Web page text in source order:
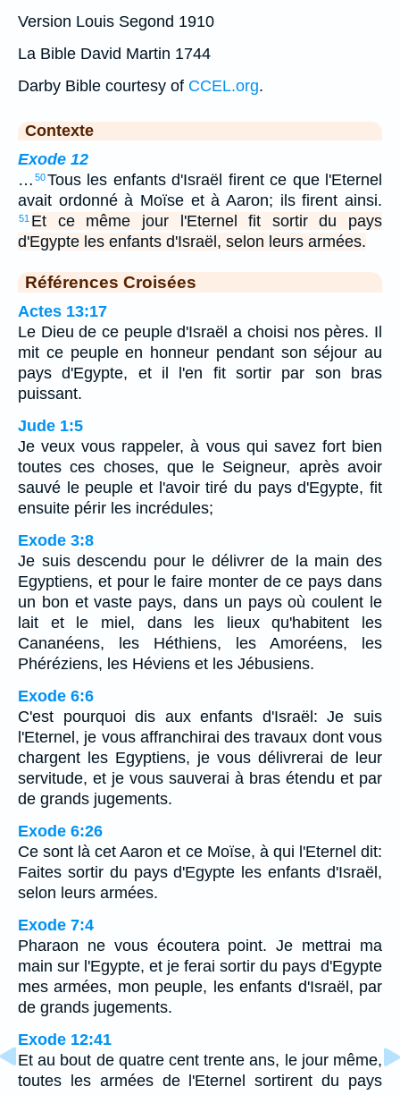
Version Louis Segond 1910
La Bible David Martin 1744
Darby Bible courtesy of CCEL.org.
Contexte
Exode 12
… 50Tous les enfants d'Israël firent ce que l'Eternel
avait ordonné à Moïse et à Aaron; ils firent ainsi.
51 Et ce même jour l'Eternel fit sortir du pays
d'Egypte les enfants d'Israël, selon leurs armées.
Références Croisées
Actes 13:17
Le Dieu de ce peuple d'Israël a choisi nos pères. Il
mit ce peuple en honneur pendant son séjour au
pays d'Egypte, et il l'en fit sortir par son bras
puissant.
Jude 1:5
Je veux vous rappeler, à vous qui savez fort bien
toutes ces choses, que le Seigneur, après avoir
sauvé le peuple et l'avoir tiré du pays d'Egypte, fit
ensuite périr les incrédules;
Exode 3:8
Je suis descendu pour le délivrer de la main des
Egyptiens, et pour le faire monter de ce pays dans
un bon et vaste pays, dans un pays où coulent le
lait et le miel, dans les lieux qu'habitent les
Cananéens, les Héthiens, les Amoréens, les
Phéréziens, les Héviens et les Jébusiens.
Exode 6:6
C'est pourquoi dis aux enfants d'Israël: Je suis
l'Eternel, je vous affranchirai des travaux dont vous
chargent les Egyptiens, je vous délivrerai de leur
servitude, et je vous sauverai à bras étendu et par
de grands jugements.
Exode 6:26
Ce sont là cet Aaron et ce Moïse, à qui l'Eternel dit:
Faites sortir du pays d'Egypte les enfants d'Israël,
selon leurs armées.
Exode 7:4
Pharaon ne vous écoutera point. Je mettrai ma
main sur l'Egypte, et je ferai sortir du pays d'Egypte
mes armées, mon peuple, les enfants d'Israël, par
de grands jugements.
Exode 12:41
Et au bout de quatre cent trente ans, le jour même,
toutes les armées de l'Eternel sortirent du pays